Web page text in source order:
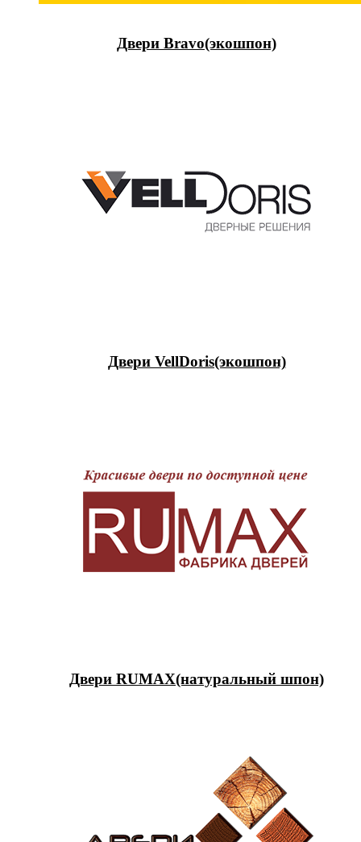
Двери Bravo(экошпон)
Двери VellDoris(экошпон)
Двери RUMAX(натуральный шпон)